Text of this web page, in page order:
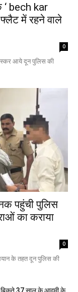
bech kar
में रहने वाले
0
आये दून पुलिस की
पहुंची पुलिस
का कराया
0
के तहत दून पुलिस की